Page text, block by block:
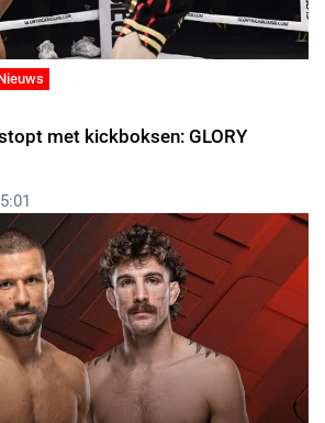
met kickboksen: GLORY